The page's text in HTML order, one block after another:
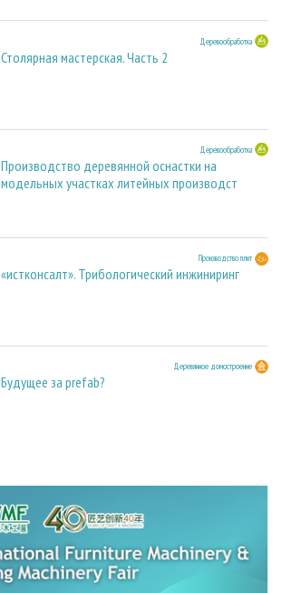
Деревообработка
Столярная мастерская. Часть 2
Деревообработка
Производство деревянной оснастки на
модельных участках литейных производст
Производство плит
«истконсалт». Трибологический инжиниринг
Деревянное домостроение
Будущее за prefab?